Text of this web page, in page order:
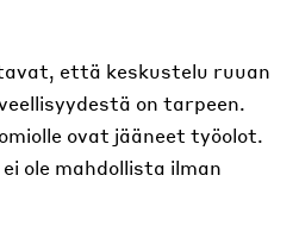
että keskustelu ruuan
on tarpeen.
ovat jääneet työolot.
ole mahdollista ilman